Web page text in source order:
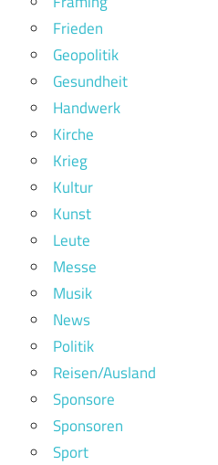
Frieden
Geopolitik
Gesundheit
Handwerk
Kirche
Krieg
Kultur
Kunst
Leute
Messe
Musik
News
Politik
Reisen/Ausland
Sponsore
Sponsoren
Sport